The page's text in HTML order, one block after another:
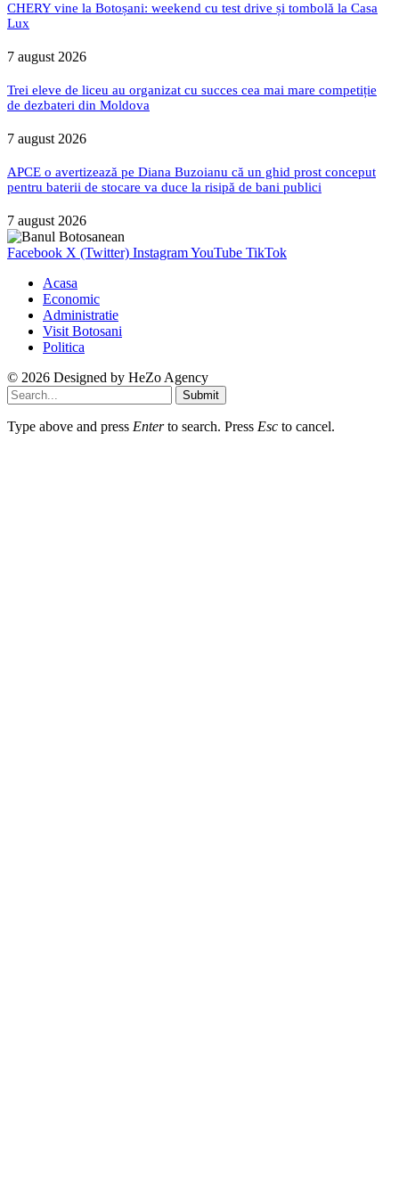
CHERY vine la Botoșani: weekend cu test drive și tombolă la Casa
Lux
7 august 2026
Trei eleve de liceu au organizat cu succes cea mai mare competiție
de dezbateri din Moldova
7 august 2026
APCE o avertizează pe Diana Buzoianu că un ghid prost conceput
pentru baterii de stocare va duce la risipă de bani publici
7 august 2026
Facebook X (Twitter) InstagramYouTube TikTok
Acasa
Economic
Administratie
Visit Botosani
Politica
© 2026 Designed by HeZo Agency
Submit
Type above and press Enterto search. Press Esc to cancel.